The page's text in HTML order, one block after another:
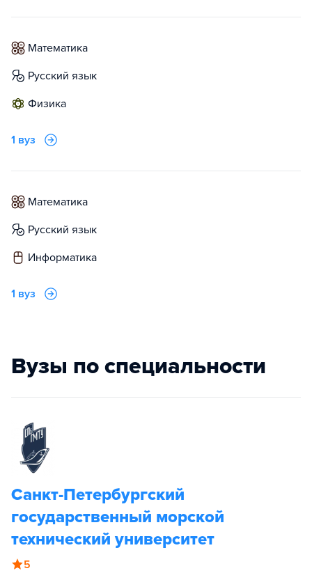
математика
русский язык
физика
1 вуз
математика
русский язык
информатика
1 вуз
Вузы по специальности
Санкт-Петербургский
государственный морской
технический университет
5